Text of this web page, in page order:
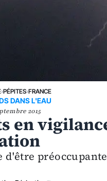
›PÉPITES›FRANCE
DANS L'EAU
2015
en